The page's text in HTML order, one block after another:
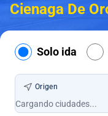
Cienaga De
Solo ida
Origen